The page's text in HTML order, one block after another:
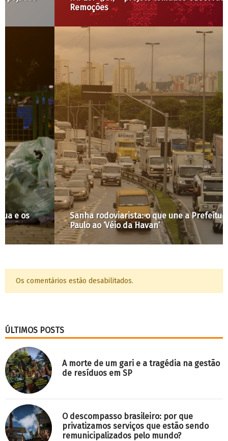
Sanha rodoviarista: o que une a Prefeitura de São
Paulo ao ‘Véio da Havan’
Os comentários estão desabilitados.
ÚLTIMOS POSTS
A morte de um gari e a tragédia na gestão
de resíduos em SP
O descompasso brasileiro: por que
privatizamos serviços que estão sendo
remunicipalizados pelo mundo?